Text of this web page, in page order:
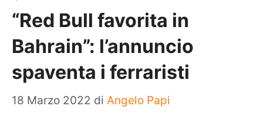
“Red Bull favorita in
Bahrain”: l’annuncio
spaventa i ferraristi
18 Marzo 2022 di Angelo Papi